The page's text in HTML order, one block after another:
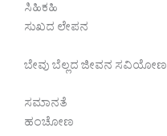
ಸಿಹಿಕಹಿ
ಸುಖದ ಲೇಪನ
ಬೇವು ಬೆಲ್ಲದ ಜೀವನ ಸವಿಯೋಣ
ಸಮಾನತೆ
ಹಂಚೋಣ